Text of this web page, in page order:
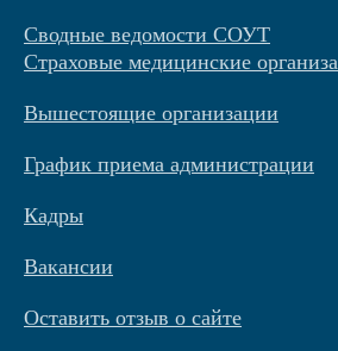
Сводные ведомости СОУТ
Страховые медицинские
Вышестоящие организации
График приема администрации
Кадры
Вакансии
Оставить отзыв о сайте